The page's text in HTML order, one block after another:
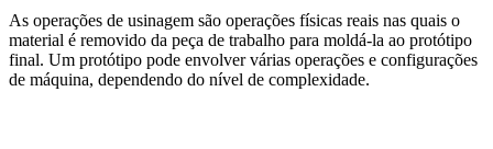
As operações de usinagem são operações físicas reais nas quais o
material é removido da peça de trabalho para moldá-la ao protótipo
final. Um protótipo pode envolver várias operações e configurações
de máquina, dependendo do nível de complexidade.